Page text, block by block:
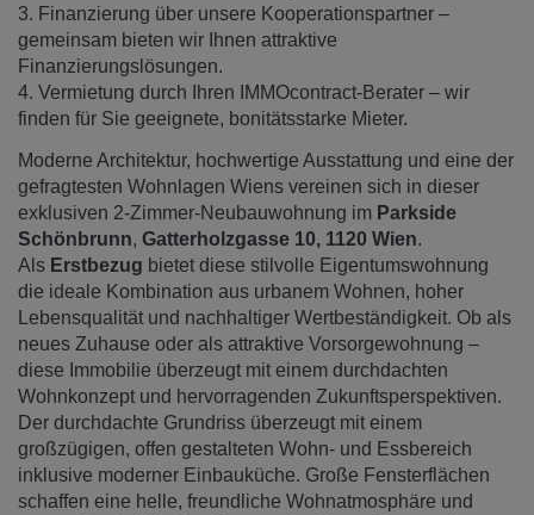
3. Finanzierung über unsere Kooperationspartner –
gemeinsam bieten wir Ihnen attraktive
Finanzierungslösungen.
4. Vermietung durch Ihren IMMOcontract-Berater – wir
finden für Sie geeignete, bonitätsstarke Mieter.
Moderne Architektur, hochwertige Ausstattung und eine der
gefragtesten Wohnlagen Wiens vereinen sich in dieser
exklusiven 2-Zimmer-Neubauwohnung im Parkside
Schönbrunn, Gatterholzgasse 10, 1120 Wien.
Als Erstbezug bietet diese stilvolle Eigentumswohnung
die ideale Kombination aus urbanem Wohnen, hoher
Lebensqualität und nachhaltiger Wertbeständigkeit. Ob als
neues Zuhause oder als attraktive Vorsorgewohnung –
diese Immobilie überzeugt mit einem durchdachten
Wohnkonzept und hervorragenden Zukunftsperspektiven.
Der durchdachte Grundriss überzeugt mit einem
großzügigen, offen gestalteten Wohn- und Essbereich
inklusive moderner Einbauküche. Große Fensterflächen
schaffen eine helle, freundliche Wohnatmosphäre und